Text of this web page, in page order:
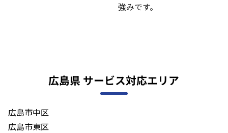
強みです。
広島県 サービス対応エリア
広島市中区
広島市東区